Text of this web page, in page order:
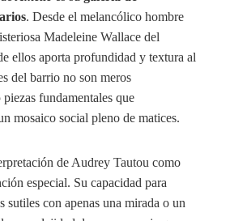
. Desde el melancólico hombre
Madeleine Wallace del
ellos aporta profundidad y textura al
del barrio no son meros
fundamentales que
mosaico social pleno de matices.
de Audrey Tautou como
especial. Su capacidad para
sutiles con apenas una mirada o un